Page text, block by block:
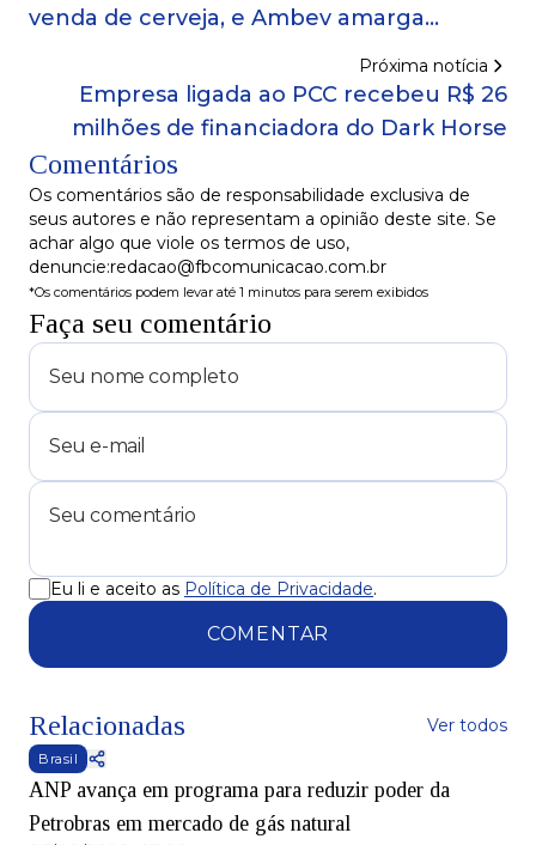
venda de cerveja, e Ambev amarga
Próxima notícia
Empresa ligada ao PCC recebeu R$ 26
milhões de financiadora do Dark Horse
Comentários
Os comentários são de responsabilidade exclusiva de
seus autores e não representam a opinião deste site. Se
achar algo que viole os termos de uso,
denuncie:redacao@fbcomunicacao.com.br
*Os comentários podem levar até 1 minutos para serem exibidos
Faça seu comentário
Eu li e aceito as Política de Privacidade.
COMENTAR
Relacionadas Ver todos
Brasil
ANP avança em programa para reduzir poder da
Petrobras em mercado de gás natural